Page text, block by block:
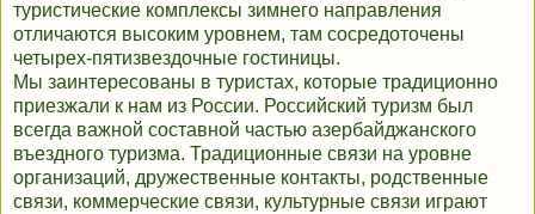
туристические комплексы зимнего направления
отличаются высоким уровнем, там сосредоточены
четырех-пятизвездочные гостиницы.
Мы заинтересованы в туристах, которые традиционно
приезжали к нам из России. Российский туризм был
всегда важной составной частью азербайджанского
въездного туризма. Традиционные связи на уровне
организаций, дружественные контакты, родственные
связи, коммерческие связи, культурные связи играют